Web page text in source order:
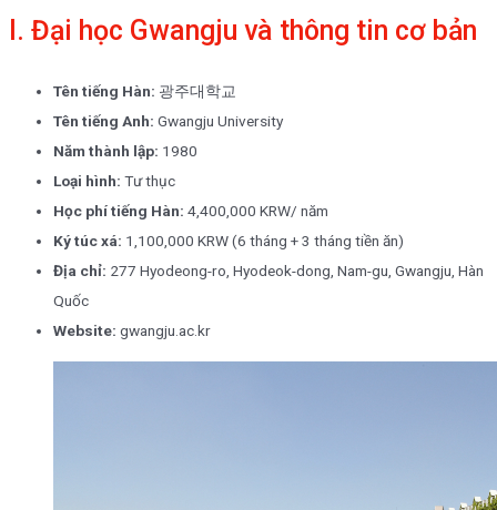
I. Đại học Gwangju và thông tin cơ bản
Tên tiếng Hàn: 광주대학교
Tên tiếng Anh: Gwangju University
Năm thành lập: 1980
Loại hình: Tư thục
Học phí tiếng Hàn: 4,400,000 KRW/ năm
Ký túc xá: 1,100,000 KRW (6 tháng + 3 tháng tiền ăn)
Địa chỉ: 277 Hyodeong-ro, Hyodeok-dong, Nam-gu, Gwangju, Hàn
Quốc
Website: gwangju.ac.kr